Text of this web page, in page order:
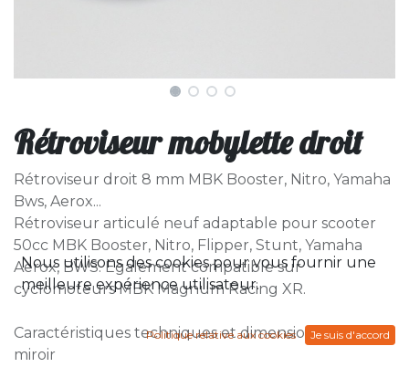
Rétroviseur mobylette droit
Rétroviseur droit 8 mm MBK Booster, Nitro, Yamaha
Bws, Aerox...
Rétroviseur articulé neuf adaptable pour scooter
50cc MBK Booster, Nitro, Flipper, Stunt, Yamaha
Aerox, BWS. Egalement compatible sur
cyclomoteurs MBK Magnum Racing XR.
Caractéristiques techniques et dimensions du rétro
miroir
Nous utilisons des cookies pour vous fournir une
meilleure expérience utilisateur.
Politique relative aux cookies Je suis d'accord